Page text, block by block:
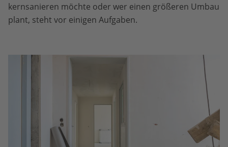
kernsanieren möchte oder wer einen größeren Umbau
plant, steht vor einigen Aufgaben.